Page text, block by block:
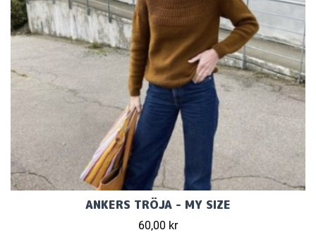
ANKERS TRÖJA - MY SIZE
60,00 kr